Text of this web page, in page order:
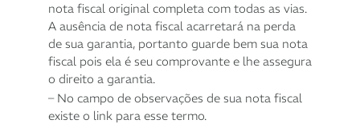
nota fiscal original completa com todas as vias.
A ausência de nota fiscal acarretará na perda
de sua garantia, portanto guarde bem sua nota
fiscal pois ela é seu comprovante e lhe assegura
o direito a garantia.
– No campo de observações de sua nota fiscal
existe o link para esse termo.